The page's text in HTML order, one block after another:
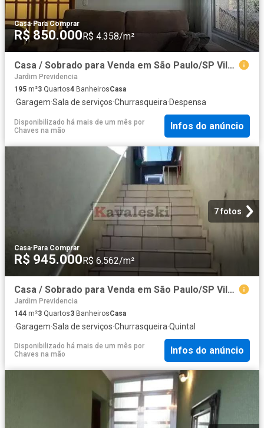
Casa· Para Comprar
R$ 850.000R$ 4.358/m²
Casa / Sobrado para Venda em São Paulo/SP Vila Brasilina 3 Quartos
Jardim Previdencia
195 m²3 Quartos4 BanheirosCasa
·Garagem·Sala de serviços·Churrasqueira·Despensa
Disponibilizado há mais de um mês por
Chaves na mão
Infos do anúncio
7 fotos
Casa·Para Comprar
R$ 945.000R$ 6.562/m²
Casa / Sobrado para Venda em São Paulo/SP Vila Brasilina 3 Quartos
Jardim Previdencia
144 m²3 Quartos3 BanheirosCasa
·Garagem·Sala de serviços·Churrasqueira·Quintal
Disponibilizado há mais de um mês por
Chaves na mão
Infos do anúncio